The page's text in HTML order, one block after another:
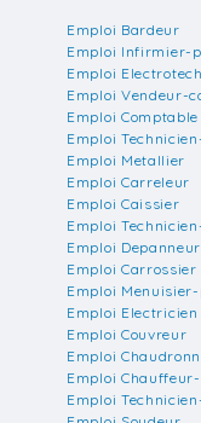
Emploi Bardeur
Emploi Infirmier-
Emploi
Emploi Vendeur-
Emploi Comptable
Emploi
Emploi Metallier
Emploi Carreleur
Emploi Caissier
Emploi
Emploi Depanneur
Emploi Carrossier
Emploi
Emploi Electricien
Emploi Couvreur
Emploi
Emploi
Emploi